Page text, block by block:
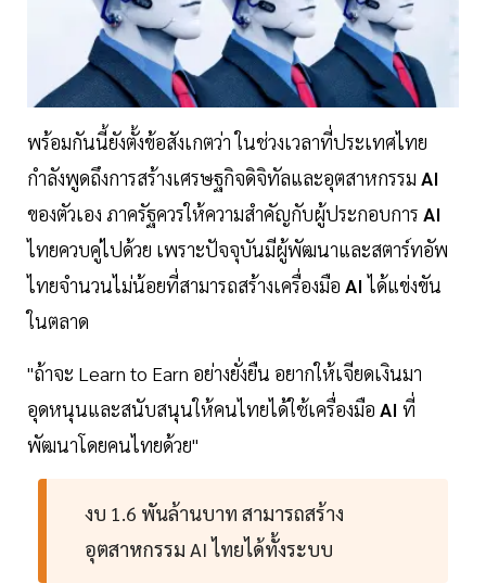
พร้อมกันนี้ยังตั้งข้อสังเกตว่า ในช่วงเวลาที่ประเทศไทย
กำลังพูดถึงการสร้างเศรษฐกิจดิจิทัลและอุตสาหกรรม AI
ของตัวเอง ภาครัฐควรให้ความสำคัญกับผู้ประกอบการ AI
ไทยควบคู่ไปด้วย เพราะปัจจุบันมีผู้พัฒนาและสตาร์ทอัพ
ไทยจำนวนไม่น้อยที่สามารถสร้างเครื่องมือ AIได้แข่งขัน
ในตลาด
"ถ้าจะ Learn to Earn อย่างยั่งยืน อยากให้เจียดเงินมา
อุดหนุนและสนับสนุนให้คนไทยได้ใช้เครื่องมือ AI ที่
พัฒนาโดยคนไทยด้วย"
งบ 1.6 พันล้านบาท สามารถสร้าง
อุตสาหกรรม AI ไทยได้ทั้งระบบ